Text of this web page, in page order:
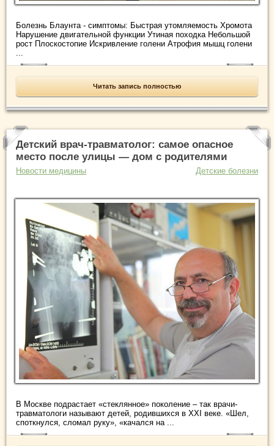
Болезнь Блаунта - симптомы: Быстрая утомляемость Хромота
Нарушение двигательной функции Утиная походка Небольшой
рост Плоскостопие Искривление голени Атрофия мышц голени
Читать запись полностью
Детский врач-травматолог: самое опасное
место после улицы — дом с родителями
Новости медицины Детские болезни
В Москве подрастает «стеклянное» поколение – так врачи-
травматологи называют детей, родившихся в XXI веке. «Шел,
споткнулся, сломал руку», «качался на ...